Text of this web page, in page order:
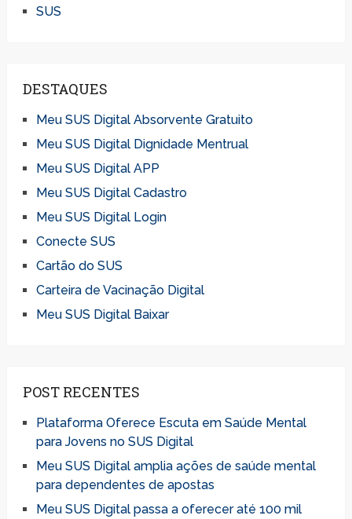
SUS
DESTAQUES
Meu SUS Digital Absorvente Gratuito
Meu SUS Digital Dignidade Mentrual
Meu SUS Digital APP
Meu SUS Digital Cadastro
Meu SUS Digital Login
Conecte SUS
Cartão do SUS
Carteira de Vacinação Digital
Meu SUS Digital Baixar
POST RECENTES
Plataforma Oferece Escuta em Saúde Mental
para Jovens no SUS Digital
Meu SUS Digital amplia ações de saúde mental
para dependentes de apostas
Meu SUS Digital passa a oferecer até 100 mil